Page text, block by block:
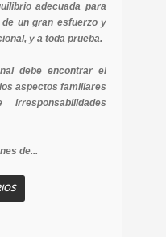
adecuada para
un gran esfuerzo y
y a toda prueba.
debe encontrar el
aspectos familiares
de...